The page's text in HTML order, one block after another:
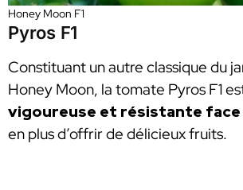
Honey Moon F1
Pyros F1
Constituant un autre classique du
Honey Moon, la tomate Pyros F1
vigoureuse et résistante face
en plus d’offrir de délicieux fruits.